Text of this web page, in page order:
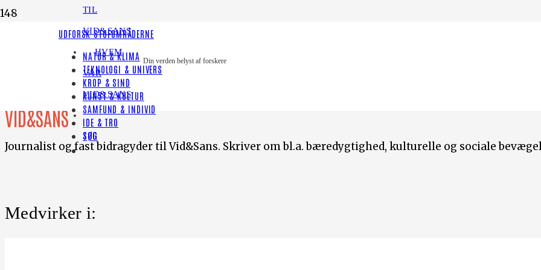
TIL
VID&SANS
HVEM
VAR
VID&SANS
Din verden belyst af forskere
UDFORSK STOFOMRÅDERNE
NATUR & KLIMA
TEKNOLOGI & UNIVERS
KROP & SIND
KUNST & KULTUR
SAMFUND & INDIVID
IDE & TRO
SØG
Jakob Stein
VID&SANS
Journalist og fast bidragyder til Vid&Sans. Skriver om bl.a. bæredygtighed, kulturelle og sociale
Medvirker i: